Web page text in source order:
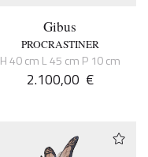
Gibus
PROCRASTINER
H 40 cm L 45 cm P 10 cm
2.100,00 €